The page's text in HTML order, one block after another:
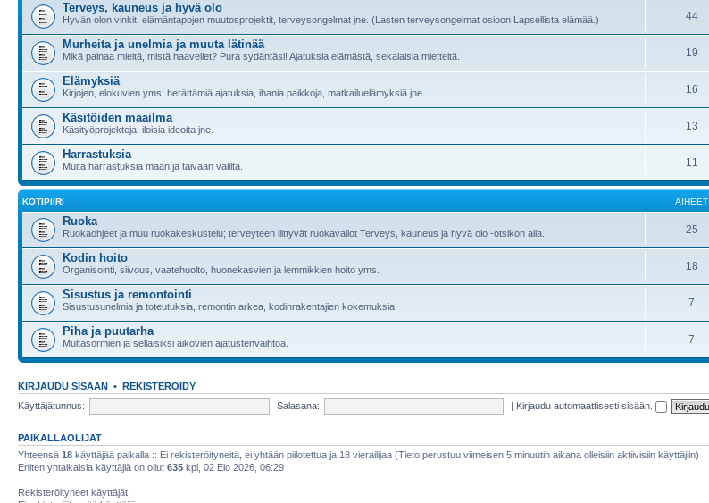
Terveys, kauneus ja hyvä olo
Hyvän olon vinkit, elämäntapojen muutosprojektit, terveysongelmat jne. (Lasten terveysongelmat osioon Lapsellista elämää.) 44
Murheita ja unelmia ja muuta lätinää
Mikä painaa mieltä, mistä haaveilet? Pura sydäntäsi! Ajatuksia elämästä, sekalaisia mietteitä. 19
Elämyksiä
Kirjojen, elokuvien yms. herättämiä ajatuksia, ihania paikkoja, matkailuelämyksiä jne. 16
Käsitöiden maailma
Käsityöprojekteja, iloisia ideoita jne. 13
Harrastuksia
Muita harrastuksia maan ja taivaan väliltä. 11
KOTIPIIRI AIHEET
Ruoka
Ruokaohjeet ja muu ruokakeskustelu; terveyteen liittyvät ruokavaliot Terveys, kauneus ja hyvä olo -otsikon alla. 25
Kodin hoito
Organisointi, siivous, vaatehuolto, huonekasvien ja lemmikkien hoito yms. 18
Sisustus ja remontointi
Sisustusunelmia ja toteutuksia, remontin arkea, kodinrakentajien kokemuksia. 7
Piha ja puutarha
Multasormien ja sellaisiksi aikovien ajatustenvaihtoa. 7
KIRJAUDU SISÄÄN • REKISTERÖIDY
Käyttäjätunnus:
Salasana: | Kirjaudu automaattisesti sisään.
PAIKALLAOLIJAT
Yhteensä 18 käyttäjää paikalla :: Ei rekisteröityneitä, ei yhtään piilotettua ja 18 vierailijaa (Tieto perustuu viimeisen 5 minuutin aikana olleisiin aktiivisiin käyttäjiin)
Eniten yhtaikaisia käyttäjiä on ollut 635 kpl, 02 Elo 2026, 06:29
Rekisteröityneet käyttäjät: